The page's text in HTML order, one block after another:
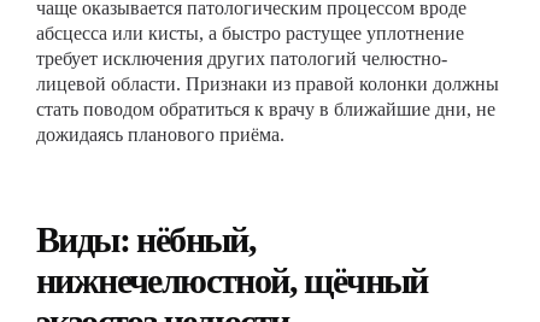
чаще оказывается патологическим процессом вроде
абсцесса или кисты, а быстро растущее уплотнение
требует исключения других патологий челюстно-
лицевой области. Признаки из правой колонки должны
стать поводом обратиться к врачу в ближайшие дни, не
дожидаясь планового приёма.
Виды: нёбный,
нижнечелюстной, щёчный